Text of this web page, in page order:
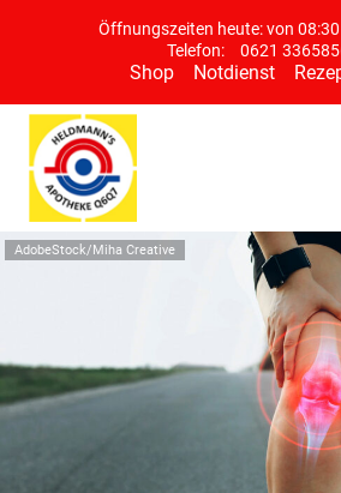
Öffnungszeiten heute: von
Telefon:
0621
Shop Notdienst
AdobeStock/Miha Creative